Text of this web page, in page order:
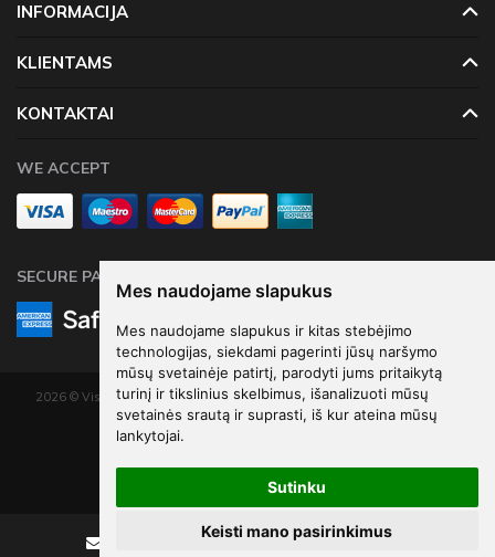
Mes naudojame slapukus
Mes naudojame slapukus ir kitas stebėjimo
technologijas, siekdami pagerinti jūsų naršymo
mūsų svetainėje patirtį, parodyti jums pritaikytą
turinį ir tikslinius skelbimus, išanalizuoti mūsų
svetainės srautą ir suprasti, iš kur ateina mūsų
lankytojai.
Sutinku
Keisti mano pasirinkimus
INFORMACIJA
KLIENTAMS
KONTAKTAI
WE ACCEPT
SECURE PAYMENTS
2026 © Visos teisės saugomos. Kopijuoti, platinti svetainės turinį be autorių
sutikimo draudžiama.
Elektroninių parduotuvių nuoma
Skambinti